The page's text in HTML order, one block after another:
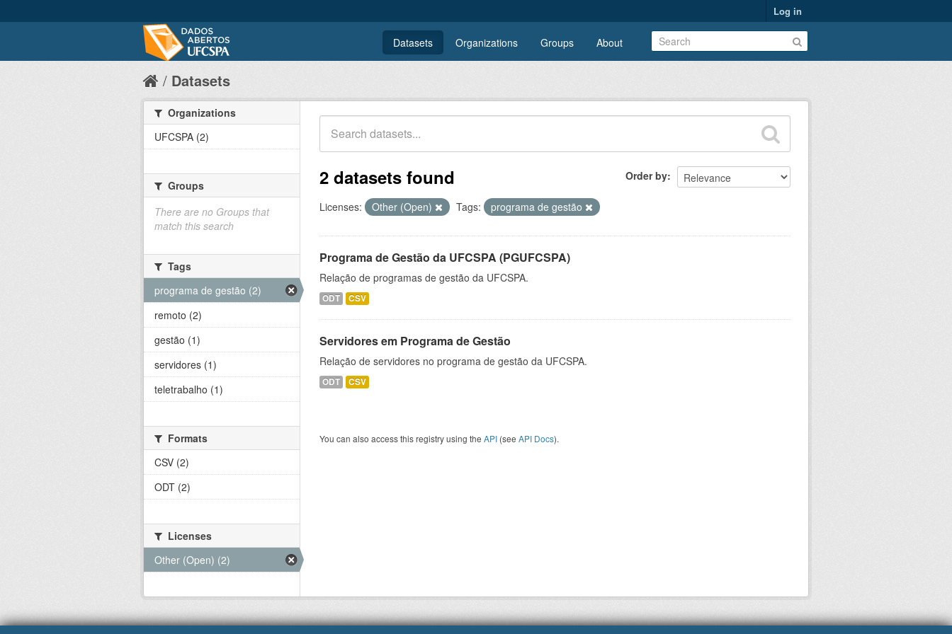
Log in
Datasets Organizations Groups About
Datasets
Order by
2 datasets found
Licenses: Other (Open) Tags: programa de gestão
Programa de Gestão da UFCSPA (PGUFCSPA)
Relação de programas de gestão da UFCSPA.
ODT CSV
Servidores em Programa de Gestão
Relação de servidores no programa de gestão da UFCSPA.
ODT CSV
You can also access this registry using the API (see API Docs).
Organizations
UFCSPA (2)
Groups
There are no Groups that
match this search
Tags
programa de gestão (2)
remoto (2)
gestão (1)
servidores (1)
teletrabalho (1)
Formats
CSV (2)
ODT (2)
Licenses
Other (Open) (2)